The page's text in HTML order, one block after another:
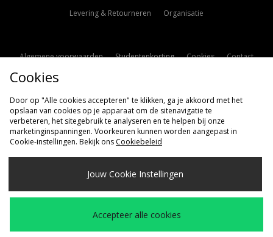
Levering & Retourneren
Organisatie
Algemene voorwaarden Studentenkorting Cookies
Contact
Cookie Instellingen
Verzenden Naar
Nederland
Wij accepteren de volgende betaalmethoden
Cookies
Door op "Alle cookies accepteren" te klikken, ga je akkoord met het
opslaan van cookies op je apparaat om de sitenavigatie te
verbeteren, het sitegebruik te analyseren en te helpen bij onze
marketinginspanningen. Voorkeuren kunnen worden aangepast in
Cookie-instellingen. Bekijk ons Cookiebeleid
Jouw Cookie Instellingen
Accepteer alle cookies